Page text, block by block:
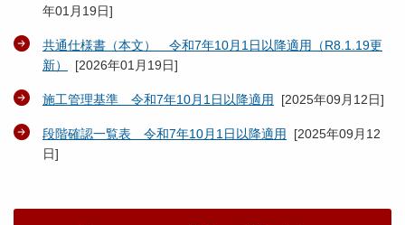
年01月19日]
共通仕様書（本文） 令和7年10月1日以降適用（R8.1.19更
新）
[2026年01月19日]
施工管理基準 令和7年10月1日以降適用 [2025年09月12日]
段階確認一覧表 令和7年10月1日以降適用 [2025年09月12
日]